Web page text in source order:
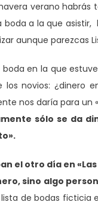
verano
boda a la que
aunque parezcas
boda en la que
los novios: ¿dinero
nos daría para un
sólo se da
el otro día en
sino algo
de bodas ficticia